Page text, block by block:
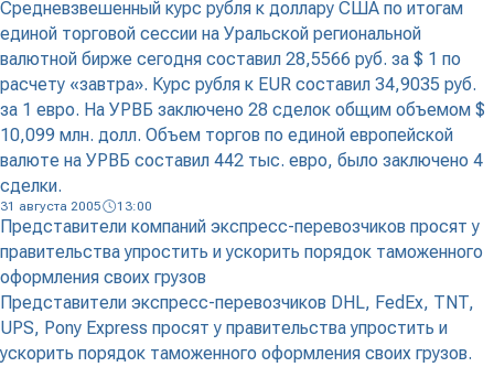
Средневзвешенный курс рубля к доллару США по итогам
единой торговой сессии на Уральской региональной
валютной бирже сегодня составил 28,5566 руб. за $ 1 по
расчету «завтра». Курс рубля к EUR составил 34,9035 руб.
за 1 евро. На УРВБ заключено 28 сделок общим объемом $
10,099 млн. долл. Объем торгов по единой европейской
валюте на УРВБ составил 442 тыс. евро, было заключено 4
сделки.
31 августа 2005 13:00
Представители компаний экспресс-перевозчиков просят у
правительства упростить и ускорить порядок таможенного
оформления своих грузов
Представители экспресс-перевозчиков DHL, FedEx, TNT,
UPS, Pony Express просят у правительства упростить и
ускорить порядок таможенного оформления своих грузов.